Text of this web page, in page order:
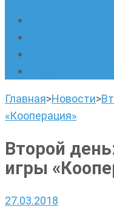
Главная>Новости>
«Кооперация»
Второй
игры
27.03.2018